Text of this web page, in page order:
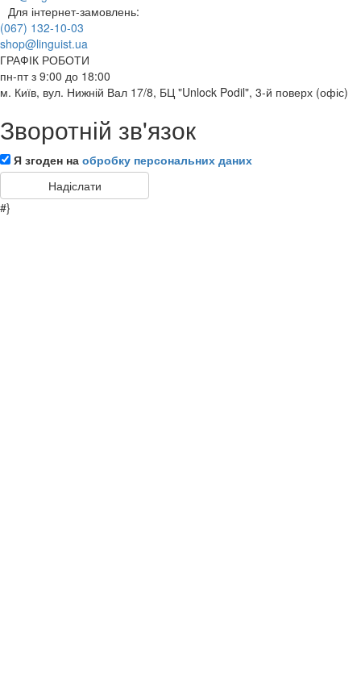
Для інтернет-замовлень:
(067) 132-10-03
shop@linguist.ua
ГРАФІК РОБОТИ
пн-пт з 9:00 до 18:00
м. Київ, вул. Нижній Вал 17/8, БЦ "Unlock Podil", 3-й поверх (офіс)
Зворотній зв'язок
Я згоден на обробку персональних даних
#}